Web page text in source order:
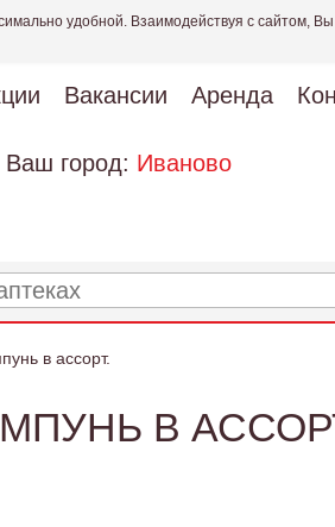
удобной. Взаимодействуя с сайтом,
Вакансии Аренда
Ваш город: Иваново
в ассорт.
В